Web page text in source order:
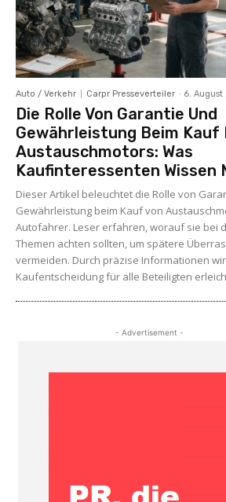
Auto / Verkehr Carpr Presseverteiler - 6.
Die Rolle Von Garantie Und
Gewährleistung Beim Kauf
Austauschmotors: Was
Kaufinteressenten Wissen
Dieser Artikel beleuchtet die Rolle von
Gewährleistung beim Kauf von
Autofahrer. Leser erfahren, worauf sie bei
Themen achten sollten, um spätere
vermeiden. Durch präzise Informationen
Kaufentscheidung für alle Beteiligten
- Advertisement -